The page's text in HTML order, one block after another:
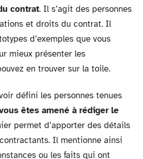
contrat. Il s’agit des personnes
et droits du contrat. Il
d’exemples que vous
mieux présenter les
en trouver sur la toile.
défini les personnes tenues
êtes amené à rédiger le
permet d’apporter des détails
Il mentionne ainsi
ou les faits qui ont